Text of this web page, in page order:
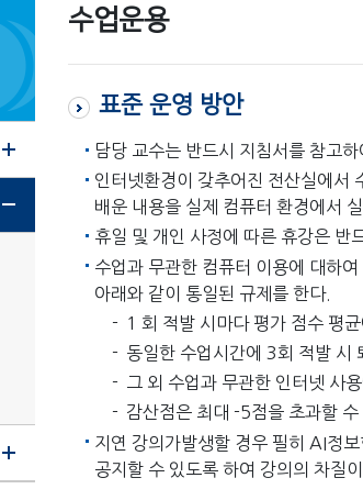
수업운용
표준 운영 방안
담당 교수는 반드시 지침서를 참고
인터넷환경이 갖추어진 전산실에서
배운 내용을 실제 컴퓨터 환경에서
휴일 및 개인 사정에 따른 휴강은 반
수업과 무관한 컴퓨터 이용에 대하
아래와 같이 통일된 규제를 한다.
1 회 적발 시마다 평가 점수 평
동일한 수업시간에 3회 적발 시
그 외 수업과 무관한 인터넷 사
감산점은 최대 -5점을 초과할 수
지연 강의가발생할 경우 필히 AI정
공지할 수 있도록 하여 강의의 차질